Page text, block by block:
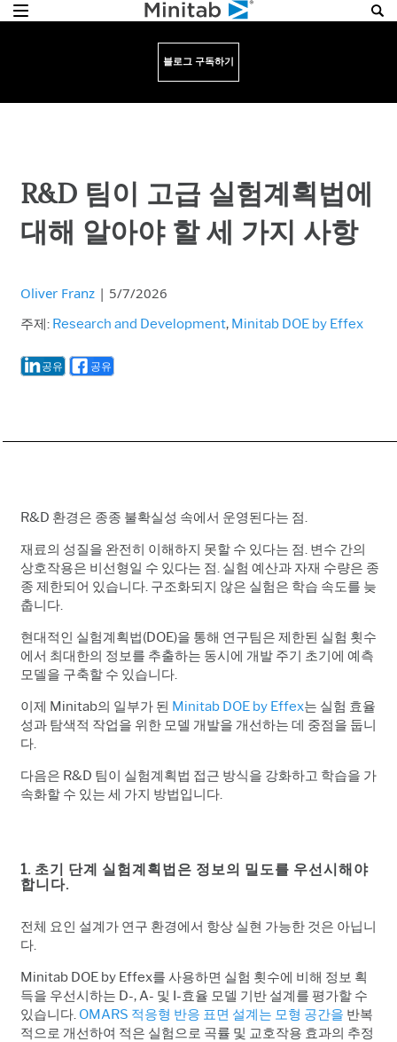
블로그 구독하기
R&D 팀이 고급 실험계획법에
대해 알아야 할 세 가지 사항
Oliver Franz | 5/7/2026
주제: Research and Development, Minitab DOE by Effex
공유 공유
R&D 환경은 종종 불확실성 속에서 운영된다는 점.
재료의 성질을 완전히 이해하지 못할 수 있다는 점. 변수 간의
상호작용은 비선형일 수 있다는 점. 실험 예산과 자재 수량은 종
종 제한되어 있습니다. 구조화되지 않은 실험은 학습 속도를 늦
춥니다.
현대적인 실험계획법(DOE)을 통해 연구팀은 제한된 실험 횟수
에서 최대한의 정보를 추출하는 동시에 개발 주기 초기에 예측
모델을 구축할 수 있습니다.
이제 Minitab의 일부가 된 Minitab DOE by Effex는 실험 효율
성과 탐색적 작업을 위한 모델 개발을 개선하는 데 중점을 둡니
다.
다음은 R&D 팀이 실험계획법 접근 방식을 강화하고 학습을 가
속화할 수 있는 세 가지 방법입니다.
1. 초기 단계 실험계획법은 정보의 밀도를 우선시해야
합니다.
전체 요인 설계가 연구 환경에서 항상 실현 가능한 것은 아닙니
다.
Minitab DOE by Effex를 사용하면 실험 횟수에 비해 정보 획
득을 우선시하는 D-, A- 및 I-효율 모델 기반 설계를 평가할 수
있습니다. OMARS 적응형 반응 표면 설계는 모형 공간을 반복
적으로 개선하여 적은 실험으로 곡률 및 교호작용 효과의 추정